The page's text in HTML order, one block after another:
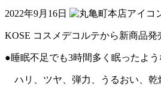
2022年9月16日
KOSE コスメデコルテから新商品
●睡眠不足でも3時間多く眠ったよう
ハリ、ツヤ、弾力、うるおい、乾